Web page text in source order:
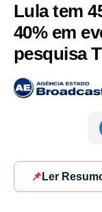
Lula tem
40% em
pesquisa
📌 Ler